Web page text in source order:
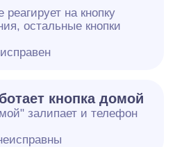
на кнопку
остальные кнопки
кнопка домой
залипает и телефон